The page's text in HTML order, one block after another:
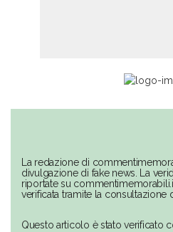
La redazione di
divulgazione di fake news. La
riportate su
verificata tramite la consultazione
Questo articolo è stato verificato